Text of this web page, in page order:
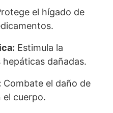
el hígado de
Estimula la
dañadas.
Combate el daño de
el cuerpo.